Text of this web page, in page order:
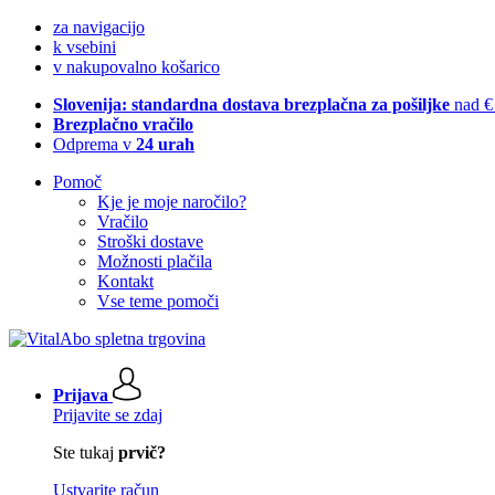
za navigacijo
k vsebini
v nakupovalno košarico
Slovenija: standardna dostava brezplačna za pošiljke nad
Brezplačno vračilo
Odprema v 24 urah
Pomoč
Kje je moje naročilo?
Vračilo
Stroški dostave
Možnosti plačila
Kontakt
Vse teme pomoči
Prijava
Prijavite se zdaj
Ste tukaj prvič?
Ustvarite račun